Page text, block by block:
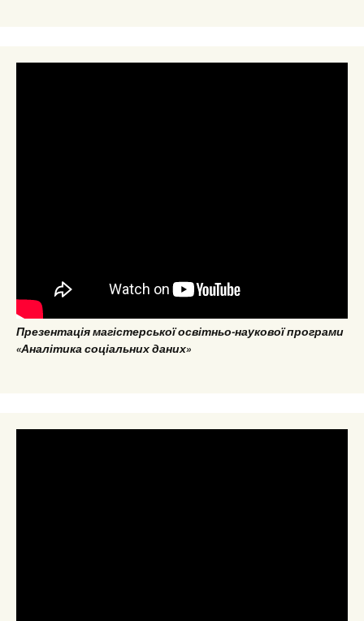
Презентація магістерської освітньо-наукової програми
«Аналітика соціальних даних»